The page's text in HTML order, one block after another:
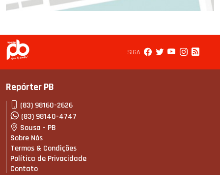
SIGA
Repórter PB
(83) 98160-2626
(83) 98140-4747
Sousa - PB
Sobre Nós
Termos & Condições
Política de Privacidade
Contato